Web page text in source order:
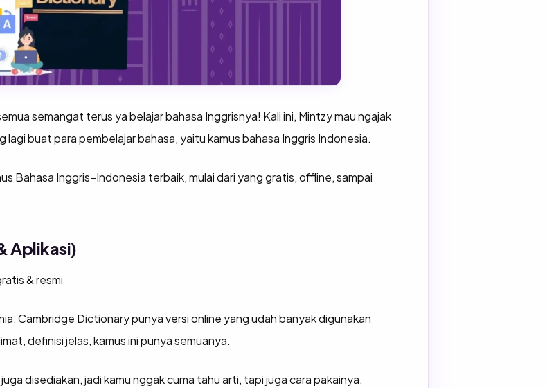
semangat terus ya belajar bahasa Inggrisnya! Kali ini, Mintzy mau ngajak
buat para pembelajar bahasa, yaitu kamus bahasa Inggris Indonesia.
Bahasa Inggris–Indonesia terbaik, mulai dari yang gratis, offline, sampai
Aplikasi)
& resmi
Cambridge Dictionary punya versi online yang udah banyak digunakan
definisi jelas, kamus ini punya semuanya.
disediakan, jadi kamu nggak cuma tahu arti, tapi juga cara pakainya.